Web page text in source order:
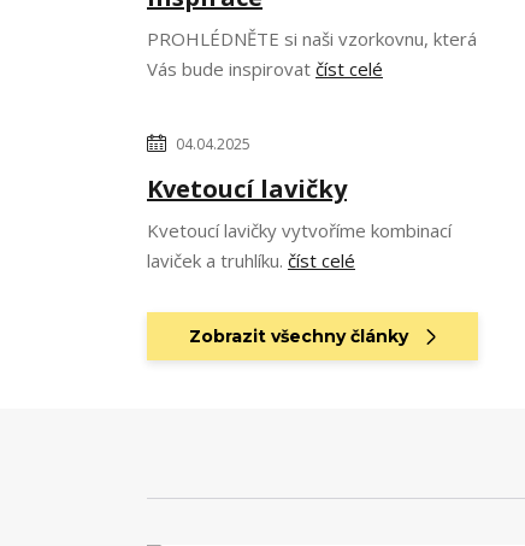
PROHLÉDNĚTE si naši vzorkovnu, která
Vás bude inspirovat číst celé
04.04.2025
Kvetoucí lavičky
Kvetoucí lavičky vytvoříme kombinací
laviček a truhlíku. číst celé
Zobrazit všechny články